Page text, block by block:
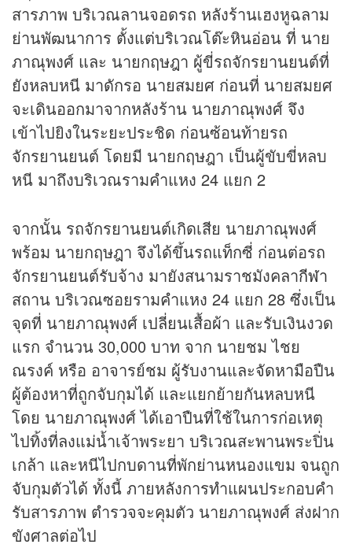
สารภาพ บริเวณลานจอดรถ หลังร้านเฮงหูฉลาม
ย่านพัฒนาการ ตั้งแต่บริเวณโต๊ะหินอ่อน ที่ นาย
ภาณุพงศ์ และ นายกฤษฎา ผู้ขี่รถจักรยานยนต์ที่
ยังหลบหนี มาดักรอ นายสมยศ ก่อนที่ นายสมยศ
จะเดินออกมาจากหลังร้าน นายภาณุพงศ์ จึง
เข้าไปยิงในระยะประชิด ก่อนซ้อนท้ายรถ
จักรยานยนต์ โดยมี นายกฤษฎา เป็นผู้ขับขี่หลบ
หนี มาถึงบริเวณรามคำแหง 24 แยก 2
จากนั้น รถจักรยานยนต์เกิดเสีย นายภาณุพงศ์
พร้อม นายกฤษฎา จึงได้ขึ้นรถแท็กซี่ ก่อนต่อรถ
จักรยานยนต์รับจ้าง มายังสนามราชมังคลากีฬา
สถาน บริเวณซอยรามคำแหง 24 แยก 28 ซึ่งเป็น
จุดที่ นายภาณุพงศ์ เปลี่ยนเสื้อผ้า และรับเงินงวด
แรก จำนวน 30,000 บาท จาก นายชม ไชย
ณรงค์ หรือ อาจารย์ชม ผู้รับงานและจัดหามือปืน
ผู้ต้องหาที่ถูกจับกุมได้ และแยกย้ายกันหลบหนี
โดย นายภาณุพงศ์ ได้เอาปืนที่ใช้ในการก่อเหตุ
ไปทิ้งที่ลงแม่น้ำเจ้าพระยา บริเวณสะพานพระปิ่น
เกล้า และหนีไปกบดานที่พักย่านหนองแขม จนถูก
จับกุมตัวได้ ทั้งนี้ ภายหลังการทำแผนประกอบคำ
รับสารภาพ ตำรวจจะคุมตัว นายภาณุพงศ์ ส่งฝาก
ขังศาลต่อไป